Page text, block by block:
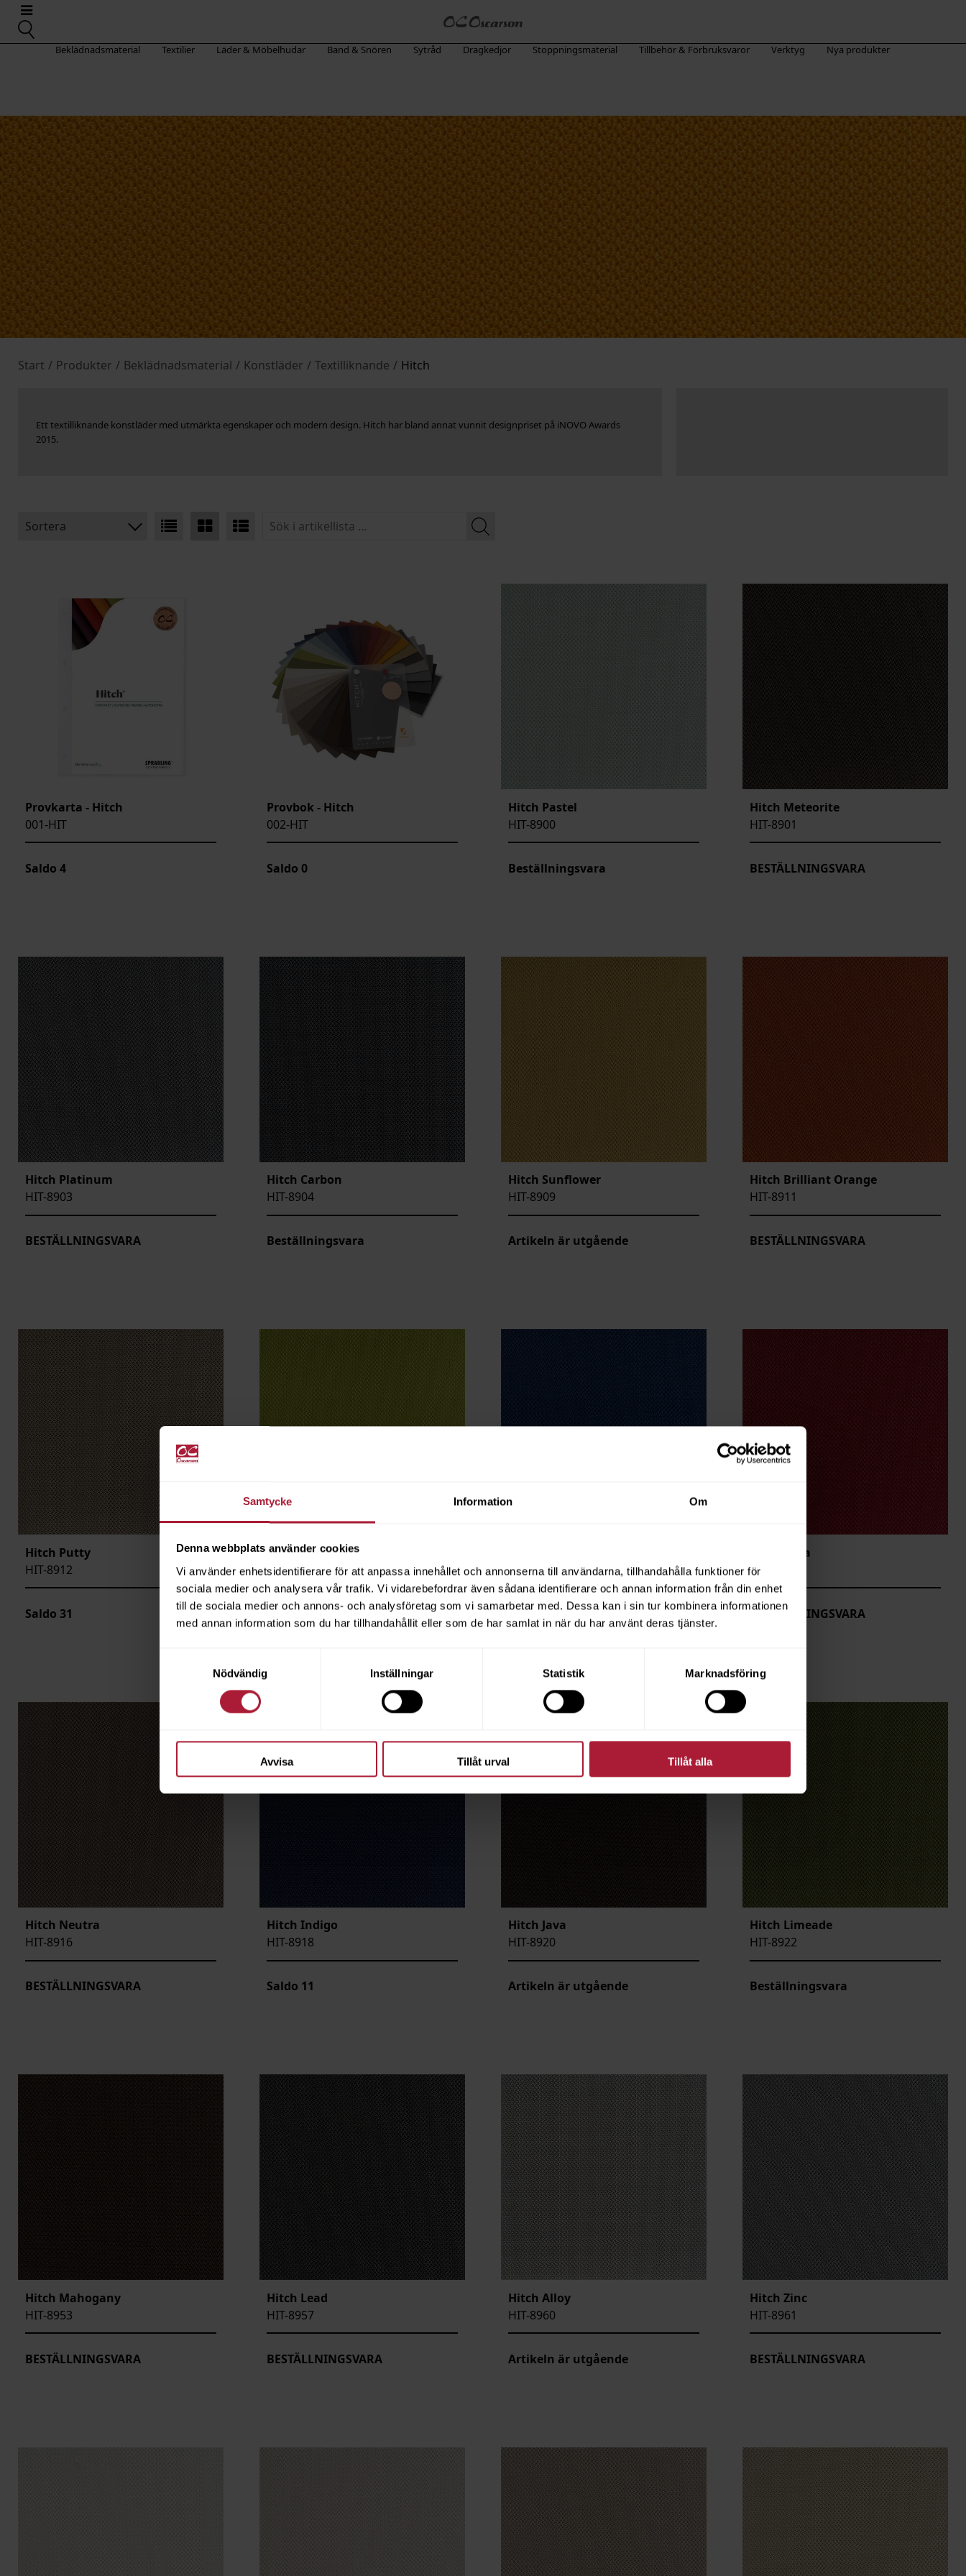
Samtycke Information Om
Denna webbplats använder cookies
Vi använder enhetsidentifierare för att anpassa innehållet och annonserna till användarna, tillhandahålla funktioner för
sociala medier och analysera vår trafik. Vi vidarebefordrar även sådana identifierare och annan information från din enhet
till de sociala medier och annons- och analysföretag som vi samarbetar med. Dessa kan i sin tur kombinera informationen
med annan information som du har tillhandahållit eller som de har samlat in när du har använt deras tjänster.
Nödvändig
Inställningar Statistik Marknadsföring
Avvisa Tillåt urval Tillåt alla
Beklädnadsmaterial Textilier Läder & Möbelhudar Band & Snören Sytråd Dragkedjor Stoppningsmaterial Tillbehör & Förbruksvaror Verktyg Nya produkter
Start / Produkter / Beklädnadsmaterial / Konstläder / Textilliknande / Hitch
Ett textilliknande konstläder med utmärkta egenskaper och modern design. Hitch har bland annat vunnit designpriset på iNOVO Awards
2015.
Sortera
Provkarta - Hitch
001-HIT
Saldo 4
Provbok - Hitch
002-HIT
Saldo 0
Hitch Pastel
HIT-8900
Beställningsvara
Hitch Meteorite
HIT-8901
BESTÄLLNINGSVARA
Hitch Platinum
HIT-8903
BESTÄLLNINGSVARA
Hitch Carbon
HIT-8904
Beställningsvara
Hitch Sunflower
HIT-8909
Artikeln är utgående
Hitch Brilliant Orange
HIT-8911
BESTÄLLNINGSVARA
Hitch Putty
HIT-8912
Saldo 31
Hitch Zest
HIT-8913
Artikeln är utgående
HIT-8914
Beställningsvara
Hitch Lava
HIT-8915
BESTÄLLNINGSVARA
Hitch Neutra
HIT-8916
BESTÄLLNINGSVARA
Hitch Indigo
HIT-8918
Saldo 11
Hitch Java
HIT-8920
Artikeln är utgående
Hitch Limeade
HIT-8922
Beställningsvara
Hitch Mahogany
HIT-8953
BESTÄLLNINGSVARA
Hitch Lead
HIT-8957
BESTÄLLNINGSVARA
Hitch Alloy
HIT-8960
Artikeln är utgående
Hitch Zinc
HIT-8961
BESTÄLLNINGSVARA